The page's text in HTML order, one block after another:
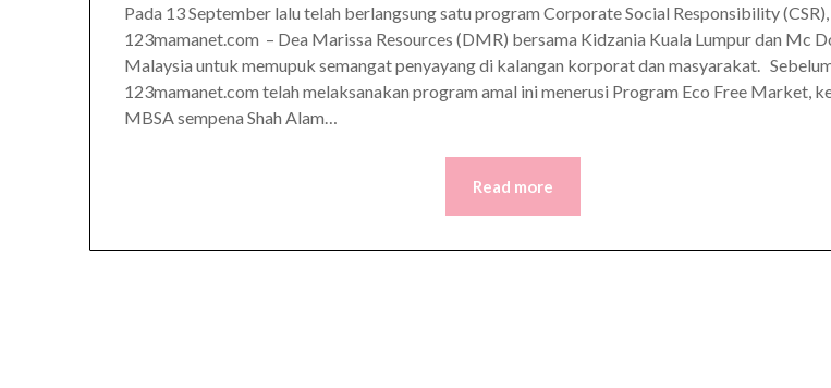
Pada 13 September lalu telah berlangsung satu program Corporate Social Responsibility (CSR),
123mamanet.com – Dea Marissa Resources (DMR) bersama Kidzania Kuala Lumpur dan Mc
Malaysia untuk memupuk semangat penyayang di kalangan korporat dan masyarakat.
123mamanet.com telah melaksanakan program amal ini menerusi Program Eco Free Market,
MBSA sempena Shah Alam…
Read more